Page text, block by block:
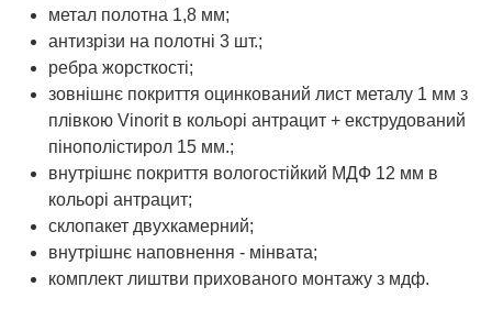
метал полотна 1,8 мм;
антизрізи на полотні 3 шт.;
ребра жорсткості;
зовнішнє покриття оцинкований лист металу 1 мм з
плівкою Vinorit в кольорі антрацит + екструдований
пінополістирол 15 мм.;
внутрішнє покриття вологостійкий МДФ 12 мм в
кольорі антрацит;
склопакет двухкамерний;
внутрішнє наповнення - мінвата;
комплект лиштви прихованого монтажу з мдф.